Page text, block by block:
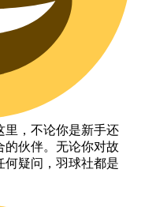
里，不论你是新手还
的伙伴。无论你对故
何疑问，羽球社都是